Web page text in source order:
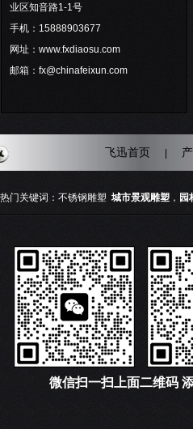
业区知音路1-1号
手机：15888903677
网址：www.fxdiaosu.com
邮箱：fx@chinafeixun.com
飞迅首页 |
热门关键词： 不锈钢雕塑 城市景观雕塑 ， 园
微信扫一扫上面二维码